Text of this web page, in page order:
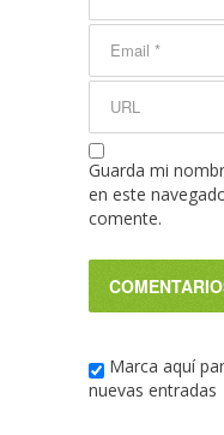
Guarda mi
en este
comente.
Marca aquí
nuevas entradas